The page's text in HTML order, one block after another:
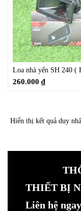
Loa nhà yến SH 240 (
260.000 ₫
Hiển thị kết quả duy
THIẾT BỊ
Liên hệ